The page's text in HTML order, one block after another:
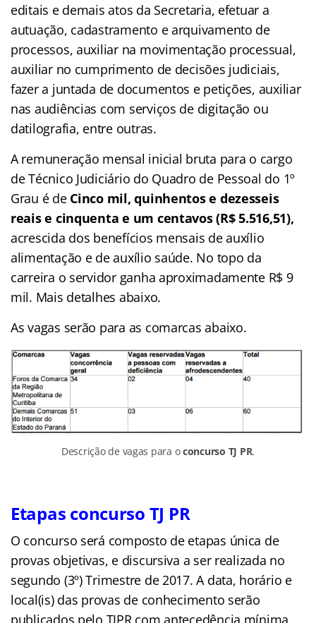
editais e demais atos da Secretaria, efetuar a
autuação, cadastramento e arquivamento de
processos, auxiliar na movimentação processual,
auxiliar no cumprimento de decisões judiciais,
fazer a juntada de documentos e petições, auxiliar
nas audiências com serviços de digitação ou
datilografia, entre outras.
A remuneração mensal inicial bruta para o cargo
de Técnico Judiciário do Quadro de Pessoal do 1º
Grau é deCinco mil, quinhentos e dezesseis
reais e cinquenta e um centavos (R$ 5.516,51),
acrescida dos benefícios mensais de auxílio
alimentação e de auxílio saúde. No topo da
carreira o servidor ganha aproximadamente R$ 9
mil. Mais detalhes abaixo.
As vagas serão para as comarcas abaixo.
Descrição de vagas para oconcurso TJ PR.
Etapas concurso TJ PR
O concurso será composto de etapas única de
provas objetivas, e discursiva a ser realizada no
segundo (3º) Trimestre de 2017. A data, horário e
local(is) das provas de conhecimento serão
publicados pelo TJPR com antecedência mínima